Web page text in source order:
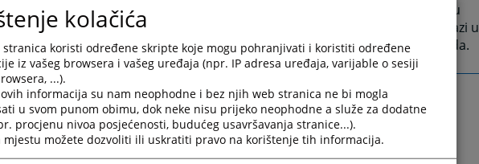
predstavke, pritužbe i sugestije koje se odnose na rad suda i zaposlenih u
sudu u Gradačcu, stranke mogu lično ostaviti u sandučić koji se nalazi u
prizemlja zgrade Općinskog suda u Gradačcu, ili pismeno Predsjedniku suda.
kolačića
stranica koristi određene skripte koje mogu pohranjivati i koristiti određene
iz vašeg browsera i vašeg uređaja (npr. IP adresa uređaja, varijable o sesiji
...).
informacija su nam neophodne i bez njih web stranica ne bi mogla
u svom punom obimu, dok neke nisu prijeko neophodne a služe za dodatne
procjenu nivoa posjećenosti, budućeg usavršavanja stranice...).
mjestu možete dozvoliti ili uskratiti pravo na korištenje tih informacija.